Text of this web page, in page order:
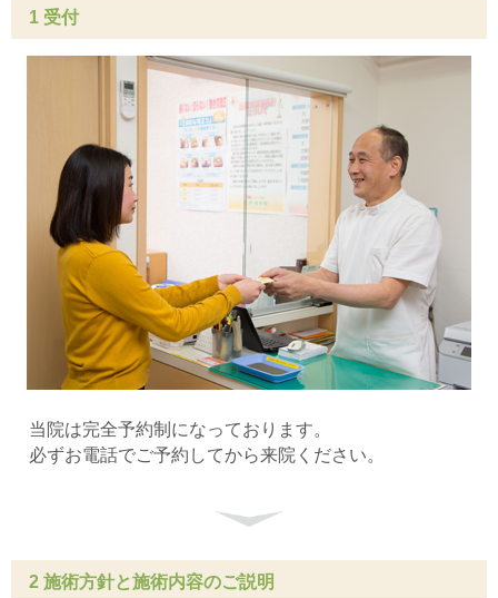
1 受付
当院は完全予約制になっております。
必ずお電話でご予約してから来院ください。
2 施術方針と施術内容のご説明